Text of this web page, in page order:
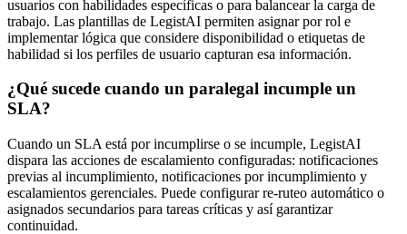
usuarios con habilidades específicas o para balancear la carga de
trabajo. Las plantillas de LegistAI permiten asignar por rol e
implementar lógica que considere disponibilidad o etiquetas de
habilidad si los perfiles de usuario capturan esa información.
¿Qué sucede cuando un paralegal incumple un
SLA?
Cuando un SLA está por incumplirse o se incumple, LegistAI
dispara las acciones de escalamiento configuradas: notificaciones
previas al incumplimiento, notificaciones por incumplimiento y
escalamientos gerenciales. Puede configurar re‑ruteo automático o
asignados secundarios para tareas críticas y así garantizar
continuidad.